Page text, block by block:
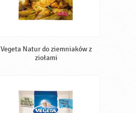
Vegeta Natur do ziemniaków z
ziołami